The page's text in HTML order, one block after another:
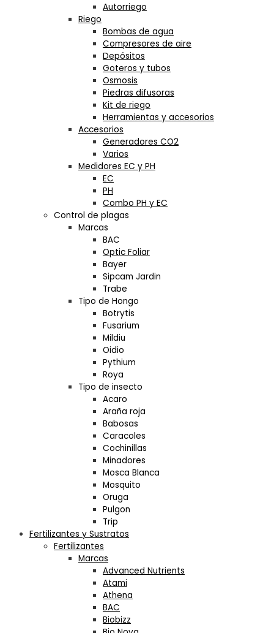
Autorriego
Riego
Bombas de agua
Compresores de aire
Depósitos
Goteros y tubos
Osmosis
Piedras difusoras
Kit de riego
Herramientas y accesorios
Accesorios
Generadores CO2
Varios
Medidores EC y PH
EC
PH
Combo PH y EC
Control de plagas
Marcas
BAC
Optic Foliar
Bayer
Sipcam Jardin
Trabe
Tipo de Hongo
Botrytis
Fusarium
Mildiu
Oidio
Pythium
Roya
Tipo de insecto
Acaro
Araña roja
Babosas
Caracoles
Cochinillas
Minadores
Mosca Blanca
Mosquito
Oruga
Pulgon
Trip
Fertilizantes y Sustratos
Fertilizantes
Marcas
Advanced Nutrients
Atami
Athena
BAC
Biobizz